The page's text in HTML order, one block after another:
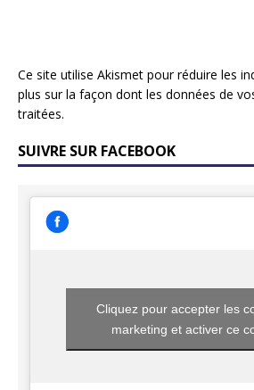
Ce site utilise Akismet pour réduire les
plus sur la façon dont les données de
traitées.
SUIVRE SUR FACEBOOK
Cliquez pour accepter les
marketing et activer ce